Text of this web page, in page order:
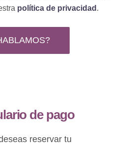
política de privacidad .
de pago
reservar tu